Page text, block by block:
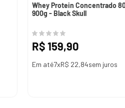
Whey Protein Concentrado
900g - Black Skull
R$ 159,90
Em até7xR$ 22,84sem juros